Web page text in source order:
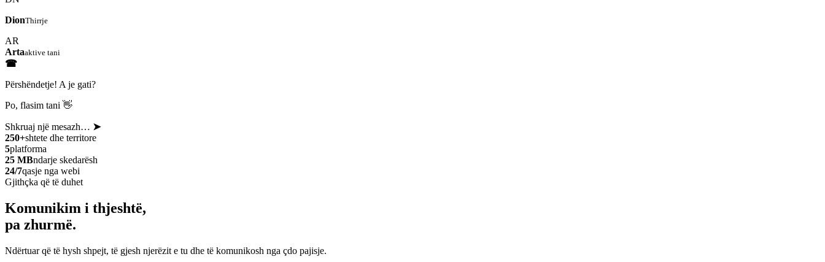
DionThirrje
AR
Artaaktive tani
☎
Përshëndetje! A je gati?
Po, flasim tani 👋
Shkruaj një mesazh… ➤
250+shtete dhe territore
5platforma
25 MBndarje skedarësh
24/7qasje nga webi
Gjithçka që të duhet
Komunikim i thjeshtë,
pa zhurmë.
Ndërtuar që të hysh shpejt, të gjesh njerëzit e tu dhe të komunikosh nga çdo pajisje.